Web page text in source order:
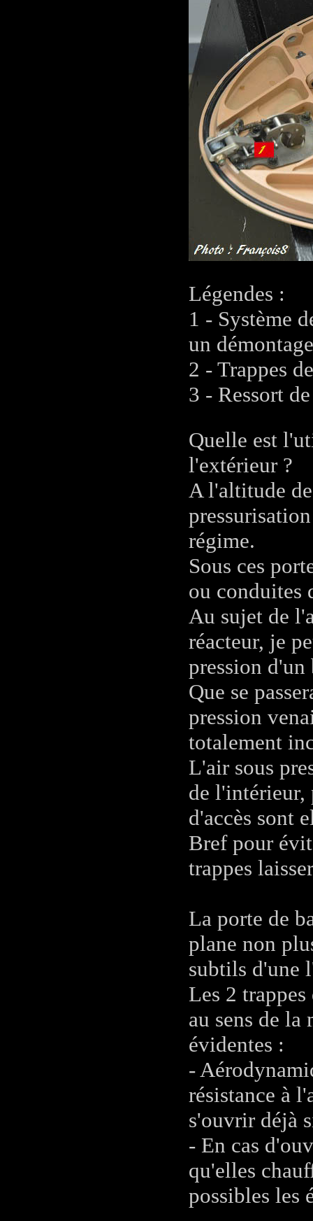
Légendes :
1 - Système
un
2 - Trappes
3 - Ressort
Quelle est
l'extérieur ?
A l'altitude
régime.
Sous ces
ou conduites
Au sujet de
réacteur, je
pression
Que se
pression
totalement
L'air sous
de l'intérieur,
d'accès sont
Bref pour
trappes
La porte de
plane non
subtils d'une
Les 2
au sens de la
évidentes :
-
résistance à
s'ouvrir déjà
- En cas
qu'elles
possibles les